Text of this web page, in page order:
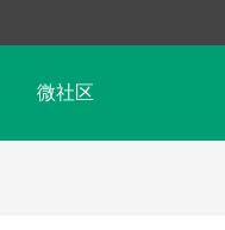
微社区